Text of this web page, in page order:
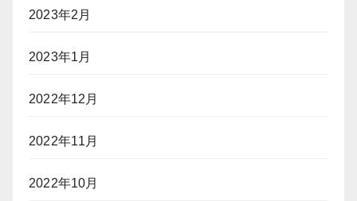
2023年2月
2023年1月
2022年12月
2022年11月
2022年10月